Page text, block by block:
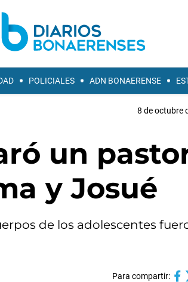
POLICIALES ADN BONAERENSE
8 de octubre
un
y Josué
de los adolescentes
Para compartir: